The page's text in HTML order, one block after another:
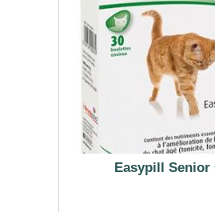
Easypill Senior